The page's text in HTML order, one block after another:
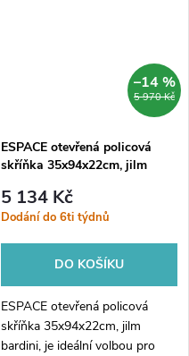
5 970 Kč
–14 %
ESPACE otevřená policová
skříňka 35x94x22cm, jilm
5 134 Kč
Dodání do 6ti týdnů
DO KOŠÍKU
ESPACE otevřená policová
skříňka 35x94x22cm, jilm
bardini, je ideální volbou pro